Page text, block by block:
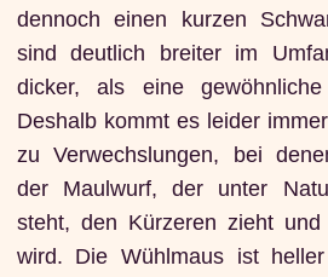
dennoch einen kurzen
sind deutlich breiter im
dicker, als eine
Deshalb kommt es leider
zu Verwechslungen, bei
der Maulwurf, der unter
steht, den Kürzeren zieht und
wird. Die Wühlmaus ist